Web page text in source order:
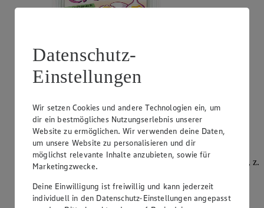
Angebot: Philadelphia
App Preis von 0.99€
1.11 -51%
Rabattierter Preis von 1.11€ (Insgesamt -51%
Rabatt)
Frischkäsezubereitung, versch. Sorten und Fettstufen, z.
B.: Original 195g, Becher, (1kg = 5,69)
Datenschutz-
Einstellungen
Wir setzen Cookies und andere Technologien ein, um
dir ein bestmögliches Nutzungserlebnis unserer
Website zu ermöglichen. Wir verwenden deine Daten,
um unsere Website zu personalisieren und dir
möglichst relevante Inhalte anzubieten, sowie für
Marketingzwecke.
Deine Einwilligung ist freiwillig und kann jederzeit
individuell in den Datenschutz-Einstellungen angepasst